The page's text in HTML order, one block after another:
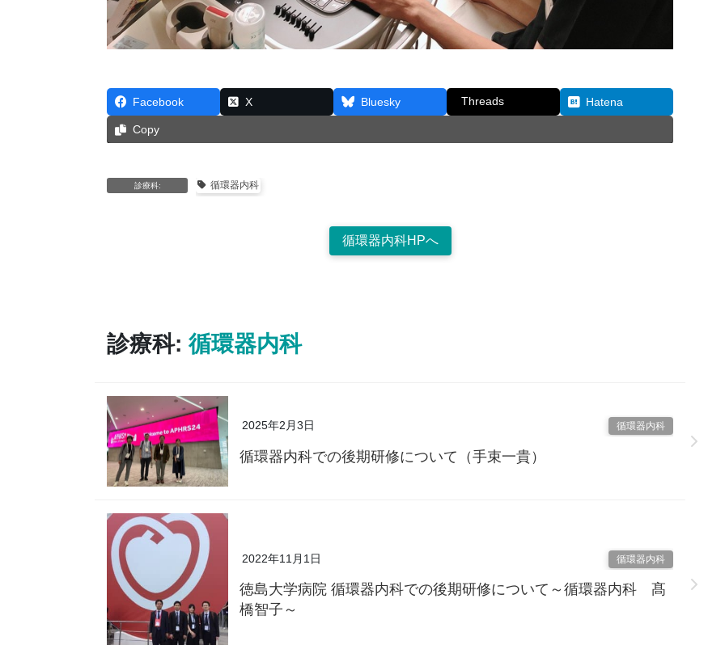
Facebook X Bluesky Threads Hatena
Copy
診療科: 循環器内科
循環器内科HPへ
診療科: 循環器内科
2025年2月3日 循環器内科
循環器内科での後期研修について（手束一貴）
2022年11月1日 循環器内科
徳島大学病院 循環器内科での後期研修について～循環器内科 髙
橋智子～